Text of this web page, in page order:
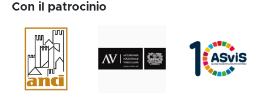
Con il patrocinio